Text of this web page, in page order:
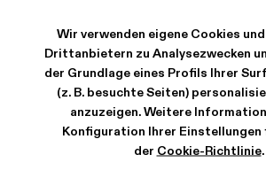
Wir verwenden eigene Cookies
Drittanbietern zu Analysezwecken
der Grundlage eines Profils Ihrer
(z. B. besuchte Seiten)
anzuzeigen. Weitere
Konfiguration Ihrer Einstellungen
der Cookie-Richtlinie.
-40%290 €
354 € -40%